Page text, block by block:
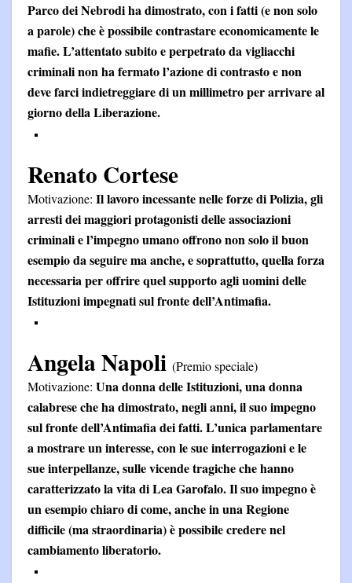
Parco dei Nebrodi ha dimostrato, con i fatti (e non solo
a parole) che è possibile contrastare economicamente le
mafie. L’attentato subito e perpetrato da vigliacchi
criminali non ha fermato l’azione di contrasto e non
deve farci indietreggiare di un millimetro per arrivare al
giorno della Liberazione.
Renato Cortese
Motivazione: Il lavoro incessante nelle forze di Polizia, gli
arresti dei maggiori protagonisti delle associazioni
criminali e l’impegno umano offrono non solo il buon
esempio da seguire ma anche, e soprattutto, quella forza
necessaria per offrire quel supporto agli uomini delle
Istituzioni impegnati sul fronte dell’Antimafia.
Angela Napoli (Premio speciale)
Motivazione: Una donna delle Istituzioni, una donna
calabrese che ha dimostrato, negli anni, il suo impegno
sul fronte dell’Antimafia dei fatti. L’unica parlamentare
a mostrare un interesse, con le sue interrogazioni e le
sue interpellanze, sulle vicende tragiche che hanno
caratterizzato la vita di Lea Garofalo. Il suo impegno è
un esempio chiaro di come, anche in una Regione
difficile (ma straordinaria) è possibile credere nel
cambiamento liberatorio.